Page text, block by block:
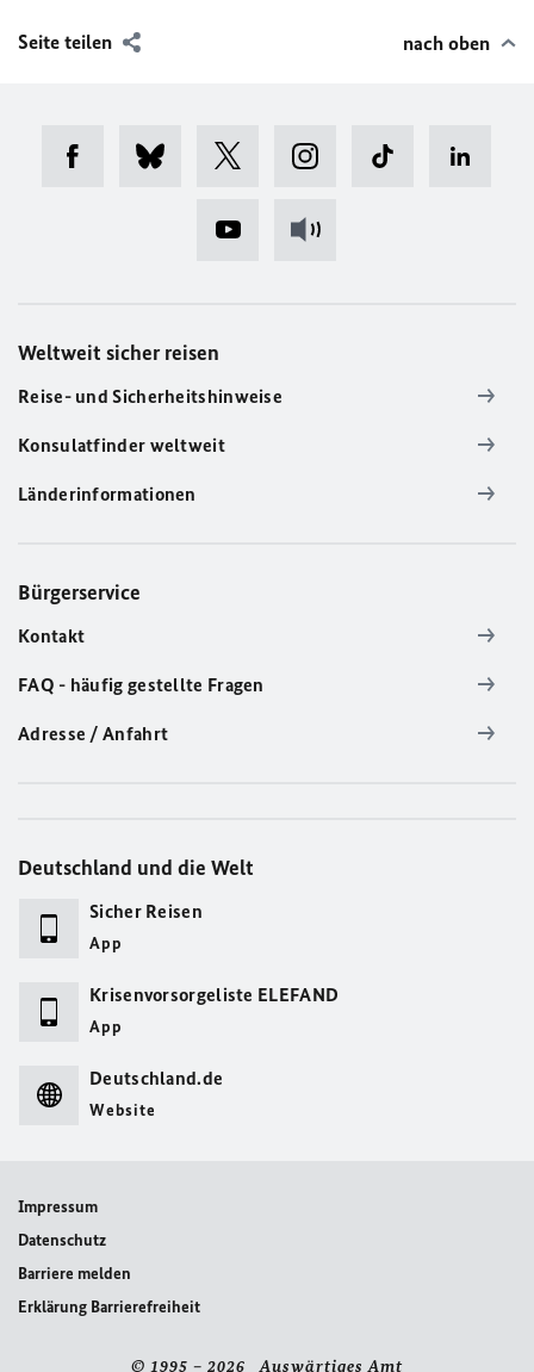
Seite teilen nach oben
Weltweit sicher reisen
Reise- und Sicherheitshinweise
Konsulatfinder weltweit
Länderinformationen
Bürgerservice
Kontakt
FAQ - häufig gestellte Fragen
Adresse / Anfahrt
Deutschland und die Welt
Sicher Reisen
App
Krisenvorsorgeliste ELEFAND
App
Deutschland.de
Website
Impressum
Datenschutz
Barriere melden
Erklärung Barrierefreiheit
© 1995 – 2026 Auswärtiges Amt